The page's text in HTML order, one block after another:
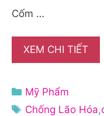
Cốm …
XEM CHI TIẾT
Danh
mục
Mỹ Phẩm
Thẻ
Chống Lão Hóa,